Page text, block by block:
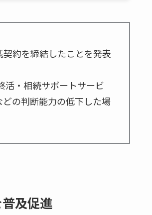
約を締結したことを発表
活・相続サポートサービ
の判断能力の低下した場
及促進